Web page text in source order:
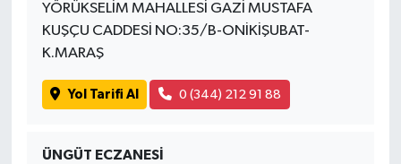
YÖRÜKSELİM MAHALLESİ GAZİ MUSTAFA
KUŞÇU CADDESİ NO:35/B-ONİKİŞUBAT-
K.MARAŞ
Yol Tarifi Al 0 (344) 212 91 88
ÜNGÜT ECZANESİ